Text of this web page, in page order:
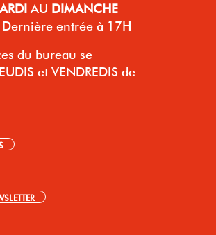
AU DIMANCHE
Dernière entrée à 17H
du bureau se
et VENDREDIS de